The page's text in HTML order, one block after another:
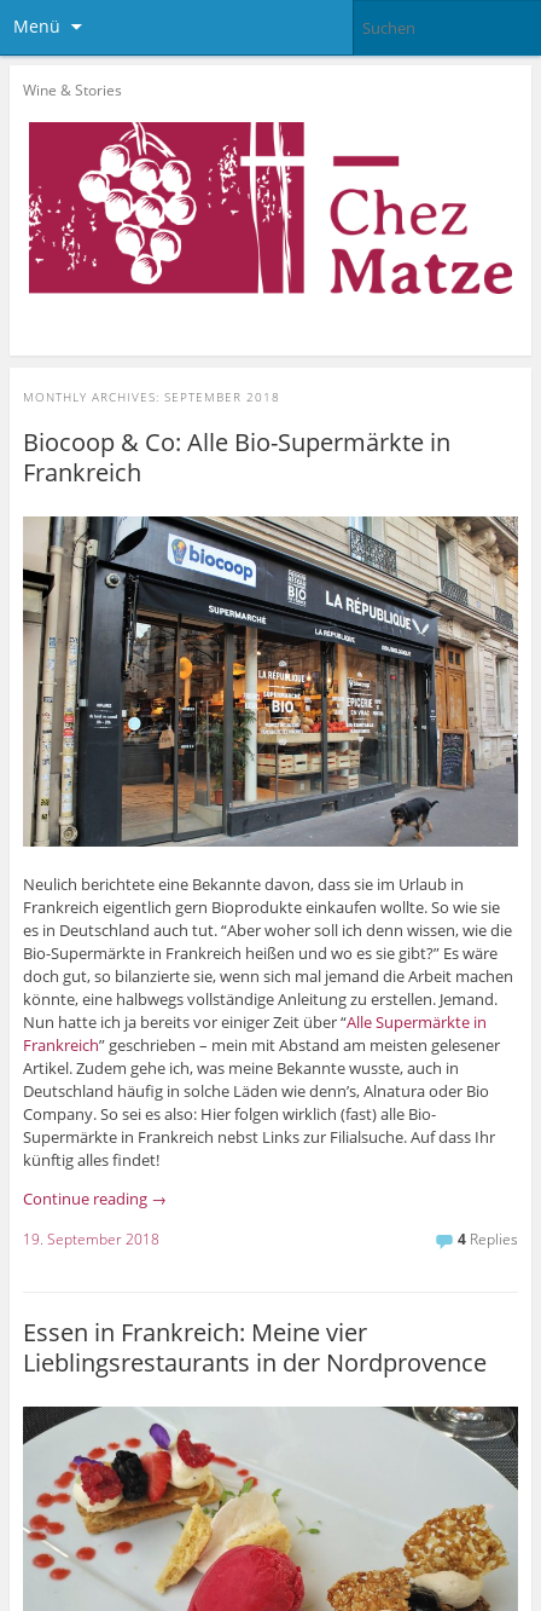
Menü
Wine & Stories
MONTHLY ARCHIVES: SEPTEMBER 2018
Biocoop & Co: Alle Bio-Supermärkte in
Frankreich
Neulich berichtete eine Bekannte davon, dass sie im Urlaub in
Frankreich eigentlich gern Bioprodukte einkaufen wollte. So wie sie
es in Deutschland auch tut. “Aber woher soll ich denn wissen, wie die
Bio-Supermärkte in Frankreich heißen und wo es sie gibt?” Es wäre
doch gut, so bilanzierte sie, wenn sich mal jemand die Arbeit machen
könnte, eine halbwegs vollständige Anleitung zu erstellen. Jemand.
Nun hatte ich ja bereits vor einiger Zeit über “Alle Supermärkte in
Frankreich” geschrieben – mein mit Abstand am meisten gelesener
Artikel. Zudem gehe ich, was meine Bekannte wusste, auch in
Deutschland häufig in solche Läden wie denn’s, Alnatura oder Bio
Company. So sei es also: Hier folgen wirklich (fast) alle Bio-
Supermärkte in Frankreich nebst Links zur Filialsuche. Auf dass Ihr
künftig alles findet!
Continue reading →
19. September 2018 4 Replies
Essen in Frankreich: Meine vier
Lieblingsrestaurants in der Nordprovence